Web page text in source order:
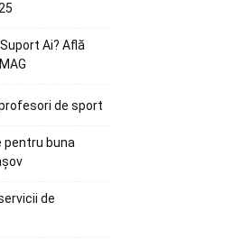
Ai? Află
de sport
pentru buna
de